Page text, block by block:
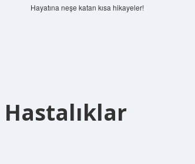
Hayatına neşe katan kısa hikayeler!